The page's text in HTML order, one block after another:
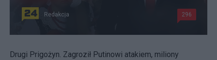
Redakcja 296
Drugi Prigożyn. Zagroził Putinowi atakiem, miliony